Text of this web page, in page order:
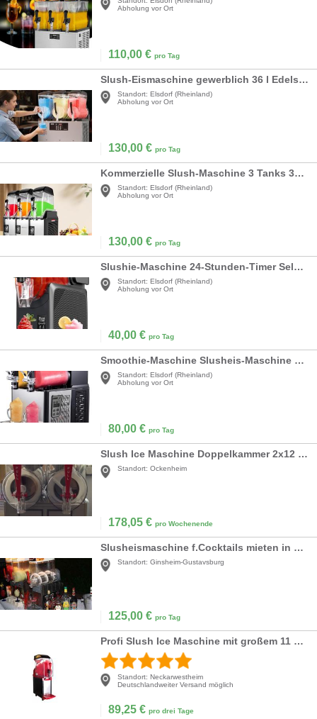
Abholung vor Ort
110,00 € pro Tag
Slush-Eismaschine gewerblich 36 l Edelstahl + PC+PP Frozen Drink Maker Slush-Maschine Partys Cafés
Standort: Elsdorf (Rheinland)
Abholung vor Ort
130,00 € pro Tag
Kommerzielle Slush-Maschine 3 Tanks 36 Liter 1100 Watt Margarita-Maschine Gefriergetränke
Standort: Elsdorf (Rheinland)
Abholung vor Ort
130,00 € pro Tag
Slushie-Maschine 24-Stunden-Timer Selbstreinigung Kindersicherung 5 Programme Slushie Cocktail
Standort: Elsdorf (Rheinland)
Abholung vor Ort
40,00 € pro Tag
Smoothie-Maschine Slusheis-Maschine 2 x 3 l elektrische Schneeschmelz-Slush-Smoothie-Maschine
Standort: Elsdorf (Rheinland)
Abholung vor Ort
80,00 € pro Tag
Slush Ice Maschine Doppelkammer 2x12 ltr. Profigerät
Standort: Ockenheim
178,05 € pro Wochenende
Slusheismaschine f.Cocktails mieten in Frankfurt/M
Standort: Ginsheim-Gustavsburg
125,00 € pro Tag
Profi Slush Ice Maschine mit großem 11 Liter Tank
Standort: Neckarwestheim
Deutschlandweiter Versand möglich
89,25 € pro drei Tage